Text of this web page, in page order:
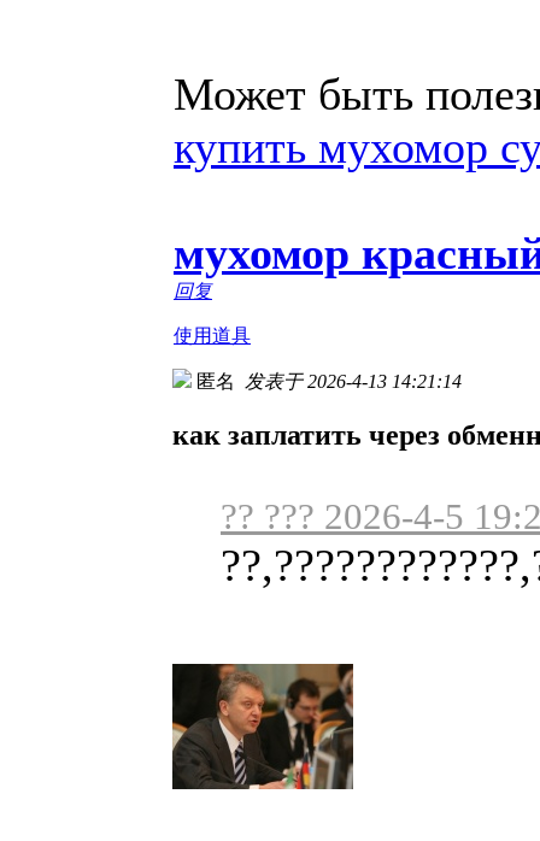
Может быть
купить мухомор
мухомор
回复
使用道具
匿名 发表于 2026-4-13 14:21:14
как заплатить через
?? ??? 2026-4-5